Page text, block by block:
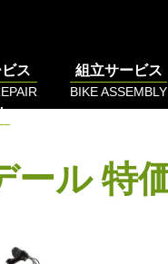
ス 組立サービス
BIKE ASSEMBLY
ール 特